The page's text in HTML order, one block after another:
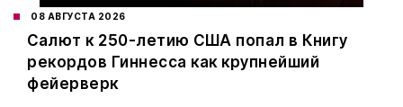
08 АВГУСТА 2026
Салют к 250-летию США попал в Книгу
рекордов Гиннесса как крупнейший
фейерверк